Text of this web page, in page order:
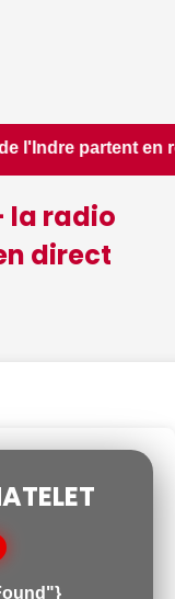
feux de
la radio
direct